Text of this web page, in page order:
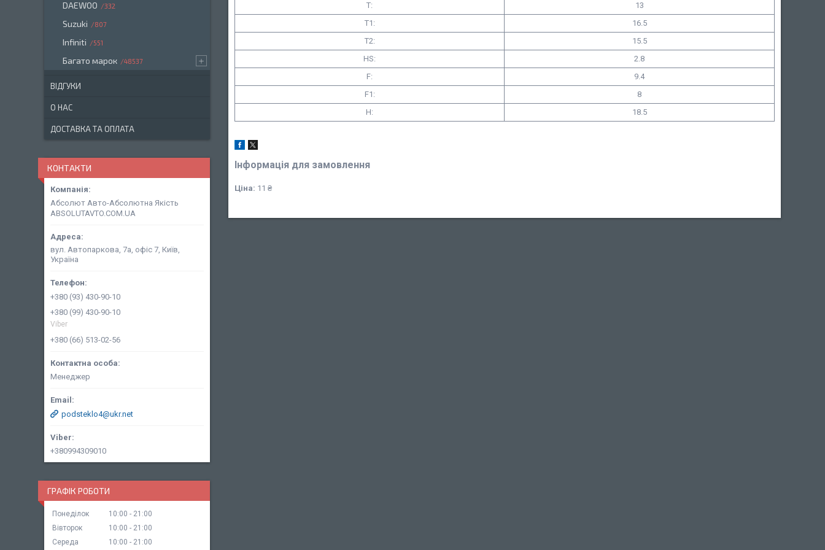
T:
13
T1:
16.5
Т2:
15.5
HS:
2.8
F:
9.4
F1:
8
H:
18.5
Інформація для замовлення
Ціна: 11 ₴
DAEWOO 332
Suzuki 807
Infiniti 551
Багато марок 48537
ВІДГУКИ
О НАС
ДОСТАВКА ТА ОПЛАТА
КОНТАКТИ
Абсолют Авто-Абсолютна Якість
ABSOLUTAVTO.COM.UA
вул. Автопаркова, 7а, офіс 7, Київ,
Україна
+380 (93) 430-90-10
+380 (99) 430-90-10
Viber
+380 (66) 513-02-56
Менеджер
podsteklo4@ukr.net
+380994309010
ГРАФІК РОБОТИ
Понеділок 10:00
21:00
Вівторок
10:00
21:00
Середа
10:00 21:00